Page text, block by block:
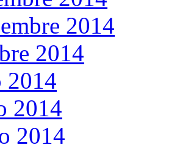
2014
2014
2014
2014